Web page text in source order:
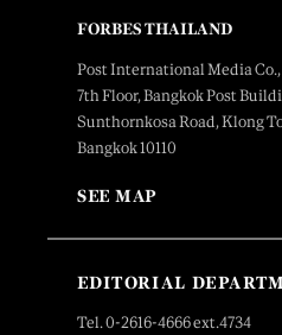
FORBES THAILAND
Post International Media
7th Floor, Bangkok Post
Sunthornkosa Road, Klong
Bangkok 10110
SEE MAP
EDITORIAL
Tel. 0-2616-4666 ext.4734